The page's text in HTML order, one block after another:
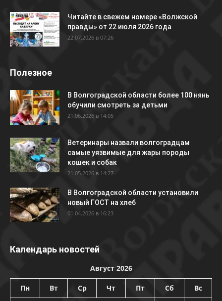
Читайте в свежем номере «Волжской
правды» от 22 июля 2026 года
22.07.2026 в 07:26
Полезное
В Волгоградской области более 100 нянь
обучили смотреть за детьми
21.06.2026 в 14:05
Ветеринары назвали волгоградцам
самые уязвимые для жары породы
кошек и собак
21.05.2026 в 14:27
В Волгоградской области установили
новый ГОСТ на хлеб
01.04.2026 в 16:23
Календарь новостей
Август 2026
Пн Вт Ср Чт Пт Сб Вс